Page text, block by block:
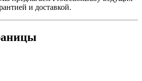
и доставкой.